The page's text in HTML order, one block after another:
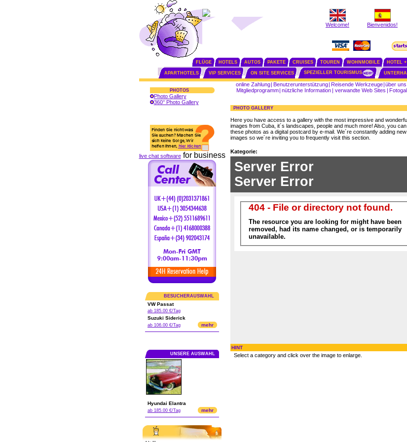
Welcome! Bienvenidos!
FLÜGE HOTELS AUTOS PAKETE CRUISES TOUREN WOHNMOBILE HOTEL
APARTHOTELS VIP SERVICES ON SITE SERVICES SPEZIELLER TOURISMUS
PHOTOS
Photo Gallery
360° Photo Gallery
live chat softwarefor business
BESUCHERAUSWAHL
VW Passat
ab 185.00 €/Tag
Suzuki Siderick
ab 106.00 €/Tag mehr
UNSERE AUSWAHL
Hyundai Elantra
ab 185.00 €/Tag mehr
online Zahlung| Benutzerunterstützung | Reisende Werkzeuge |über uns
Mitgliedprogramm | nützliche Information | verwandte Web Sites |
PHOTO GALLERY
Here you have access to a gallery with the most impressive and
images from Cuba, it´s landscapes, people and much more! Also, you
these photos as a digital postcard by e-mail. We´re constantly adding new
images so we´re inviting you to frequently visit this section.
Kategorie:
HINT
Select a category and click over the image to enlarge.